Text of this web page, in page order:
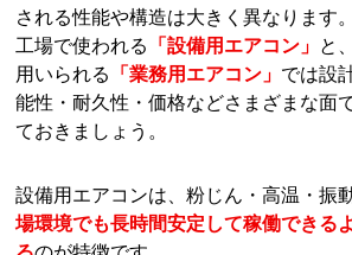
される性能や構造は大きく異なります。
工場で使われる
「設備用エアコン」 と
用いられる
「業務用エアコン」 では設
能性・耐久性・価格などさまざまな面
ておきましょう。
設備用エアコンは、粉じん・高温・振
場環境でも長時間安定して稼働できる